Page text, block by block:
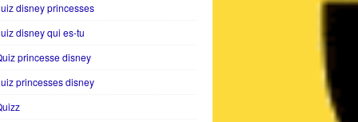
disney princesses
disney qui es-tu
princesse disney
princesses disney